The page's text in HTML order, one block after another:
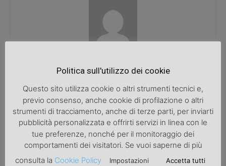
ARTICOLI CORRELATI ALTRO DALL'AUTORE
Attualità
Una bicicletta da donna per migliorare
la salute
Politica sull'utilizzo dei cookie
Questo sito utilizza cookie o altri strumenti tecnici e,
previo consenso, anche cookie di profilazione o altri
strumenti di tracciamento, anche di terze parti, per inviarti
pubblicità personalizzata e offrirti servizi in linea con le
tue preferenze, nonché per il monitoraggio dei
comportamenti dei visitatori. Se vuoi saperne di più
consulta la Cookie Policy Impostazioni Accetta tutti